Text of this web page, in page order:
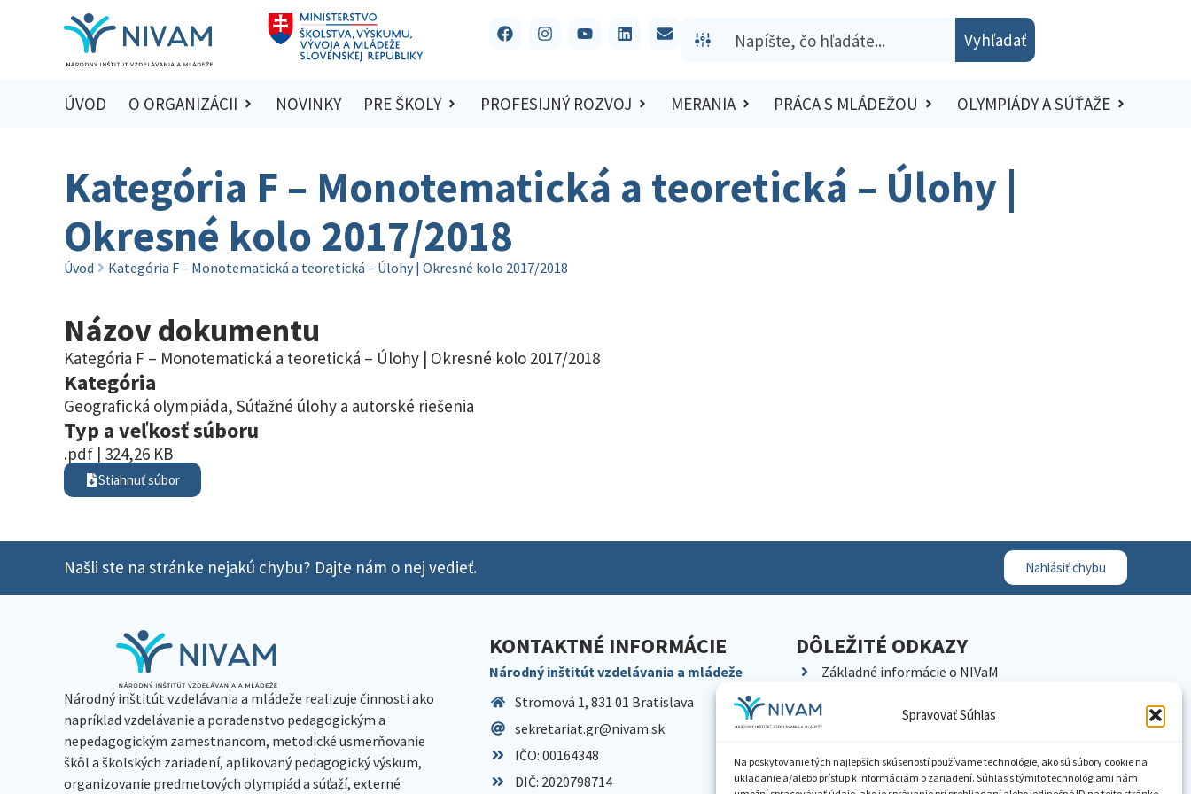
Spravovať Súhlas
Na poskytovanie tých najlepších skúseností používame technológie, ako sú súbory cookie na
ukladanie a/alebo prístup k informáciám o zariadení. Súhlas s týmito technológiami nám
Vyhľadať
ÚVOD O ORGANIZÁCII NOVINKY PRE ŠKOLY PROFESIJNÝ ROZVOJ MERANIA PRÁCA S MLÁDEŽOU OLYMPIÁDY A SÚŤAŽE
Kategória F – Monotematická a teoretická – Úlohy |
Okresné kolo 2017/2018
Úvod Kategória F – Monotematická a teoretická – Úlohy | Okresné kolo 2017/2018
Názov dokumentu
Kategória F – Monotematická a teoretická – Úlohy | Okresné kolo 2017/2018
Kategória
Geografická olympiáda, Súťažné úlohy a autorské riešenia
Typ a veľkosť súboru
.pdf | 324,26 KB
Stiahnuť súbor
Našli ste na stránke nejakú chybu? Dajte nám o nej vedieť. Nahlásiť chybu
Národný inštitút vzdelávania a mládeže realizuje činnosti ako
napríklad vzdelávanie a poradenstvo pedagogickým a
nepedagogickým zamestnancom, metodické usmerňovanie
škôl a školských zariadení, aplikovaný pedagogický výskum,
organizovanie predmetových olympiád a súťaží, externé
KONTAKTNÉ INFORMÁCIE
Národný inštitút vzdelávania a mládeže
Stromová 1, 831 01 Bratislava
sekretariat.gr@nivam.sk
IČO: 00164348
DIČ: 2020798714
DÔLEŽITÉ ODKAZY
Základné informácie o NIVaM
Kariéra
Pracoviská NIVaM